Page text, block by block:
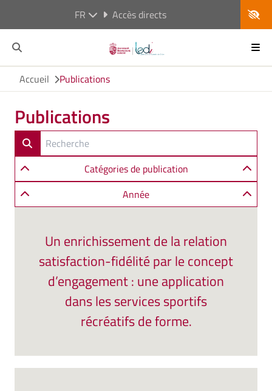
FR Accès directs
Accueil Publications
Publications
Catégories de publication
Année
Un enrichissement de la relation
satisfaction-fidélité par le concept
d’engagement : une application
dans les services sportifs
récréatifs de forme.